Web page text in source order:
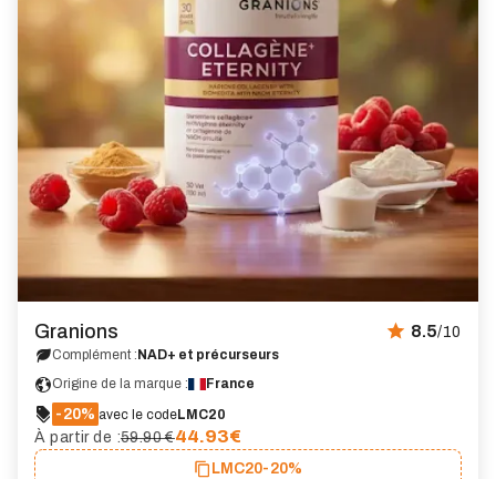
Granions 8.5/10
Complément : NAD+ et précurseurs
Origine de la marque :
France
-20% avec le codeLMC20
À partir de :59.90 €44.93€
LMC20-20%